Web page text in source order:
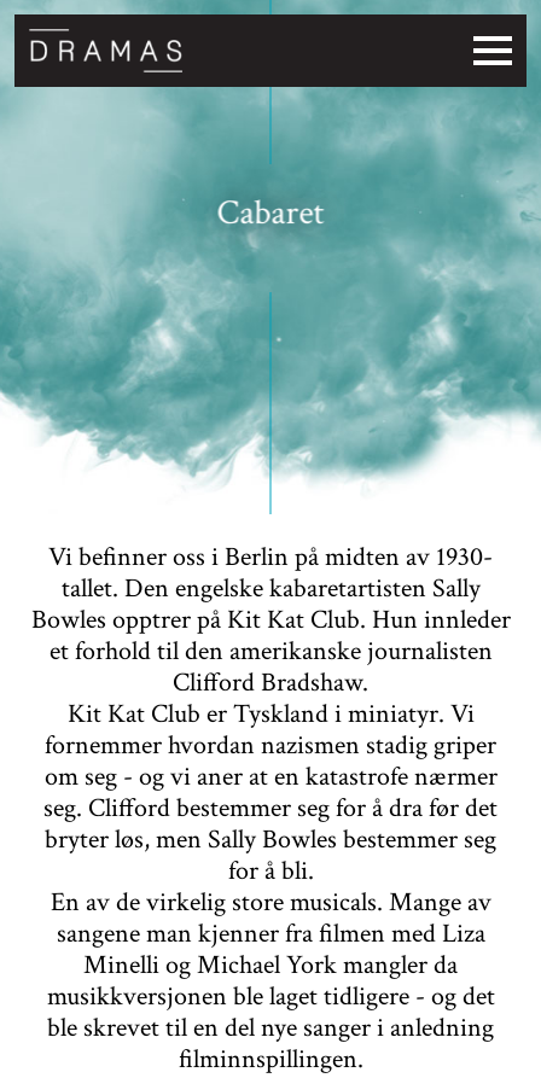
Cabaret
Vi befinner oss i Berlin på midten av 1930-
tallet. Den engelske kabaretartisten Sally
Bowles opptrer på Kit Kat Club. Hun innleder
et forhold til den amerikanske journalisten
Clifford Bradshaw.
Kit Kat Club er Tyskland i miniatyr. Vi
fornemmer hvordan nazismen stadig griper
om seg - og vi aner at en katastrofe nærmer
seg. Clifford bestemmer seg for å dra før det
bryter løs, men Sally Bowles bestemmer seg
for å bli.
En av de virkelig store musicals. Mange av
sangene man kjenner fra filmen med Liza
Minelli og Michael York mangler da
musikkversjonen ble laget tidligere - og det
ble skrevet til en del nye sanger i anledning
filminnspillingen.